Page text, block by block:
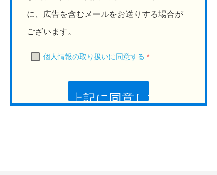
に、広告を含むメールをお送りする場合が
ございます。
個人情報の取り扱いに同意する *